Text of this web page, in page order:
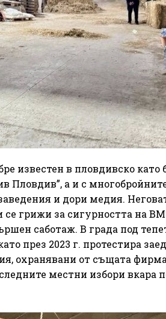
известен в пловдивско
Пловдив”, а и с
и дори медия.
грижи за сигурността на
саботаж. В града под
през 2023 г. протестира
охранявани от същата
местни избори